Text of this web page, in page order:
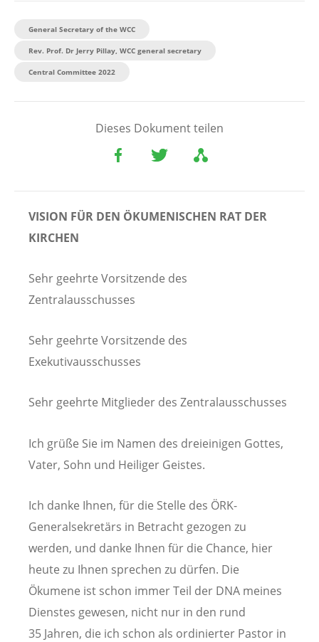
General Secretary of the WCC
Rev. Prof. Dr Jerry Pillay, WCC general secretary
Central Committee 2022
Dieses Dokument teilen
VISION FÜR DEN ÖKUMENISCHEN RAT DER
KIRCHEN
Sehr geehrte Vorsitzende des
Zentralausschusses
Sehr geehrte Vorsitzende des
Exekutivausschusses
Sehr geehrte Mitglieder des Zentralausschusses
Ich grüße Sie im Namen des dreieinigen Gottes,
Vater, Sohn und Heiliger Geistes.
Ich danke Ihnen, für die Stelle des ÖRK-
Generalsekretärs in Betracht gezogen zu
werden, und danke Ihnen für die Chance, hier
heute zu Ihnen sprechen zu dürfen. Die
Ökumene ist schon immer Teil der DNA meines
Dienstes gewesen, nicht nur in den rund
35 Jahren, die ich schon als ordinierter Pastor in